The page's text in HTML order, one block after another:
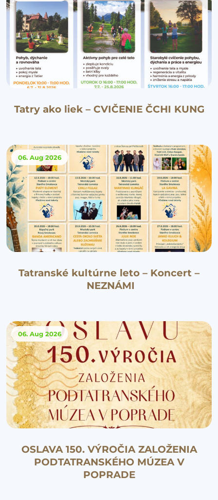
Tatry ako liek – CVIČENIE ČCHI KUNG
06. Aug 2026
Tatranské kultúrne leto – Koncert –
NEZNÁMI
06. Aug 2026
OSLAVA 150. VÝROČIA ZALOŽENIA
PODTATRANSKÉHO MÚZEA V
POPRADE